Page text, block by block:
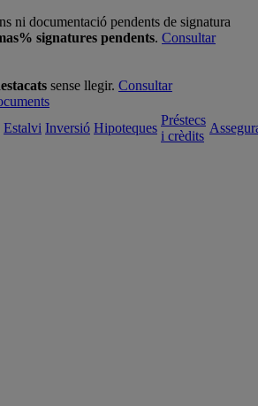
ni documentació pendents de signatura
signatures pendents. Consultar
sense llegir. Consultar
Estalvi Inversió Hipoteques
Préstecs
i crèdits